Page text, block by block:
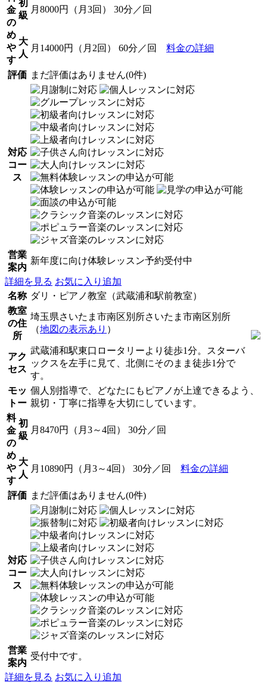
金
の
め
や
す
初
級
月8000円（月3回） 30分／回
大
人
月14000円（月2回） 60分／回 料金の詳細
評価 まだ評価はありません(0件)
対応
コー
ス
営業
案内
新年度に向け体験レッスン予約受付中
詳細を見る お気に入り追加
名称 ダリ・ピアノ教室（武蔵浦和駅前教室）
教室
の住
所
埼玉県さいたま市南区別所さいたま市南区別所
（地図の表示あり ）
アク
セス
武蔵浦和駅東口ロータリーより徒歩1分。スターバ
ックスを左手に見て、北側にそのまま徒歩1分で
す。
モッ
トー
個人別指導で、どなたにもピアノが上達できるよう、
親切・丁寧に指導を大切にしています。
料
金
の
め
や
す
初
級
月8470円（月3～4回） 30分／回
大
人
月10890円（月3～4回） 30分／回 料金の詳細
評価 まだ評価はありません(0件)
対応
コー
ス
営業
案内
受付中です。
詳細を見る お気に入り追加